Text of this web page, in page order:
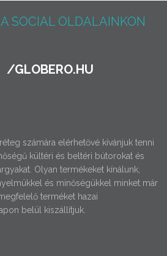
SOCIAL OLDALAINKON
számára elérhetővé kívánjuk tenni
kültéri és beltéri bútorokat és
Olyan termékeket kínálunk,
és minőségükkel minket már
terméket hazai
belül kiszállítjuk.